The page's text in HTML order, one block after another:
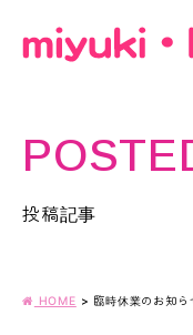
投稿記事
HOME > 臨時休業のお知